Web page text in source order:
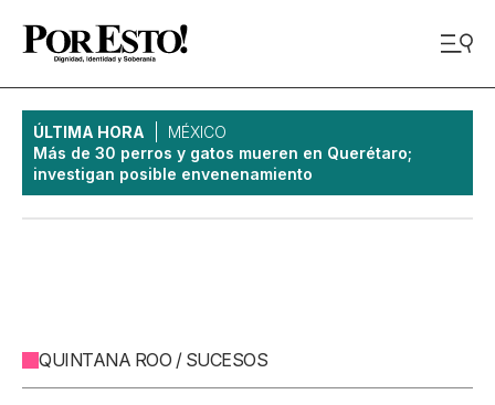
ÚLTIMA HORA
MÉXICO
Más de 30 perros y gatos mueren en Querétaro;
investigan posible envenenamiento
QUINTANA ROO / SUCESOS